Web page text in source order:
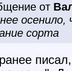
от
осенило,
сорта